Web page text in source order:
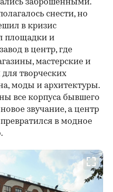
заброшенными.
снести, но
в кризис
площадки и
в центр, где
мастерские и
творческих
моды и архитектуры.
все корпуса бывшего
звучание, а центр
в модное